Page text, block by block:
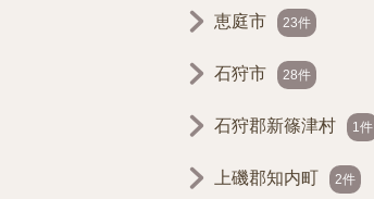
恵庭市 23件
石狩市 28件
石狩郡新篠津村 1件
上磯郡知内町 2件